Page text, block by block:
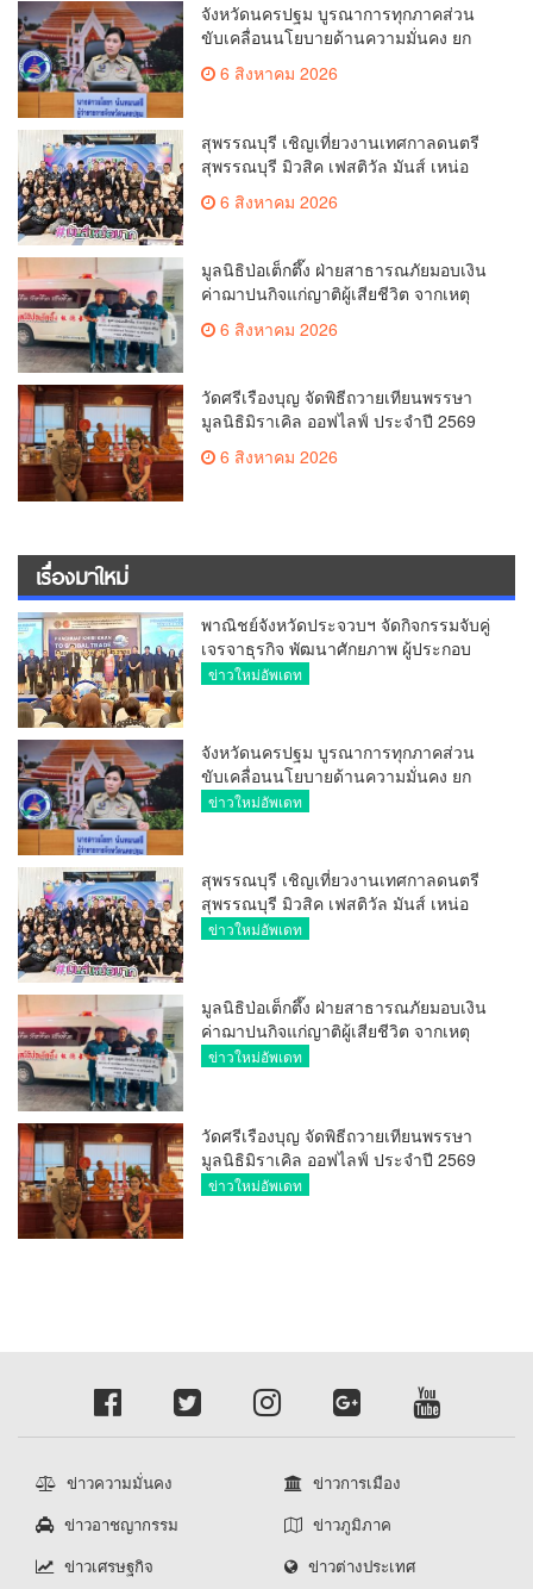
จังหวัดนครปฐม บูรณาการทุกภาคส่วน
ขับเคลื่อนนโยบายด้านความมั่นคง ยก
ระดับการป้องกันอาชญากรรมทาง
เทคโนโลยี
6 สิงหาคม 2026
สุพรรณบุรี เชิญเที่ยวงานเทศกาลดนตรี
สุพรรณบุรี มิวสิค เฟสติวัล มันส์ เหน่อ
6 สิงหาคม 2026
มูลนิธิป่อเต็กตึ๊ง ฝ่ายสาธารณภัยมอบเงิน
ค่าฌาปนกิจแก่ญาติผู้เสียชีวิต จากเหตุ
เพลิงไหม้ โรงเบียร์ ณ ลาดพร้าว จำนวน
20,000 บาท
6 สิงหาคม 2026
วัดศรีเรืองบุญ จัดพิธีถวายเทียนพรรษา
มูลนิธิมิราเคิล ออฟไลฟ์ ประจำปี 2569
พล.ต.ต.ศิริวัฒน์ ดีพอ ให้เกียรติเป็น
ประธาน
6 สิงหาคม 2026
เรื่องมาใหม่
พาณิชย์จังหวัดประจวบฯ จัดกิจกรรมจับคู่
เจรจาธุรกิจ พัฒนาศักยภาพ ผู้ประกอบ
การ ขยายช่องทางการค้า สู่การค้า
ข่าวใหม่อัพเดท
จังหวัดนครปฐม บูรณาการทุกภาคส่วน
ขับเคลื่อนนโยบายด้านความมั่นคง ยก
ระดับการป้องกันอาชญากรรมทาง
ข่าวใหม่อัพเดท
สุพรรณบุรี เชิญเที่ยวงานเทศกาลดนตรี
สุพรรณบุรี มิวสิค เฟสติวัล มันส์ เหน่อ
มาก
ข่าวใหม่อัพเดท
มูลนิธิป่อเต็กตึ๊ง ฝ่ายสาธารณภัยมอบเงิน
ค่าฌาปนกิจแก่ญาติผู้เสียชีวิต จากเหตุ
เพลิงไหม้ โรงเบียร์ ณ ลาดพร้าว จำนวน
ข่าวใหม่อัพเดท
วัดศรีเรืองบุญ จัดพิธีถวายเทียนพรรษา
มูลนิธิมิราเคิล ออฟไลฟ์ ประจำปี 2569
พล.ต.ต.ศิริวัฒน์ ดีพอ ให้เกียรติเป็น
ข่าวใหม่อัพเดท
ข่าวความมั่นคง
ข่าวการเมือง
ข่าวอาชญากรรม
ข่าวภูมิภาค
ข่าวเศรษฐกิจ
ข่าวต่างประเทศ